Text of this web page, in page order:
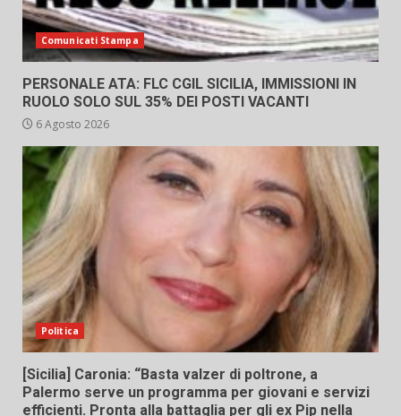
Comunicati Stampa
PERSONALE ATA: FLC CGIL SICILIA, IMMISSIONI IN
RUOLO SOLO SUL 35% DEI POSTI VACANTI
6 Agosto 2026
Politica
[Sicilia] Caronia: “Basta valzer di poltrone, a
Palermo serve un programma per giovani e servizi
efficienti. Pronta alla battaglia per gli ex Pip nella